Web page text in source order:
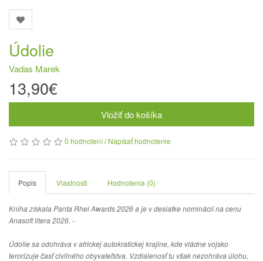
Údolie
Vadas Marek
13,90€
Vložiť do košíka
0 hodnotení/Napísať hodnotenie
Popis Vlastnosti Hodnotenia (0)
Kniha získala Panta Rhei Awards 2026 a je v desiatke nominácií na cenu
Anasoft litera 2026. -
Údolie sa odohráva v africkej autokratickej krajine, kde vládne vojsko
terorizuje časť civilného obyvateľstva. Vzdialenosť tu však nezohráva úlohu,